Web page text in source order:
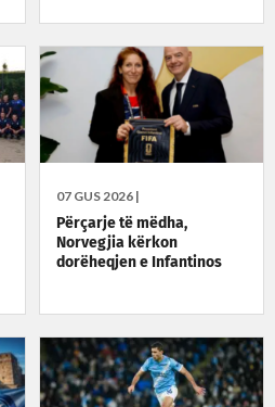
07 GUS 2026 |
Përçarje të mëdha,
Norvegjia kërkon
dorëheqjen e Infantinos